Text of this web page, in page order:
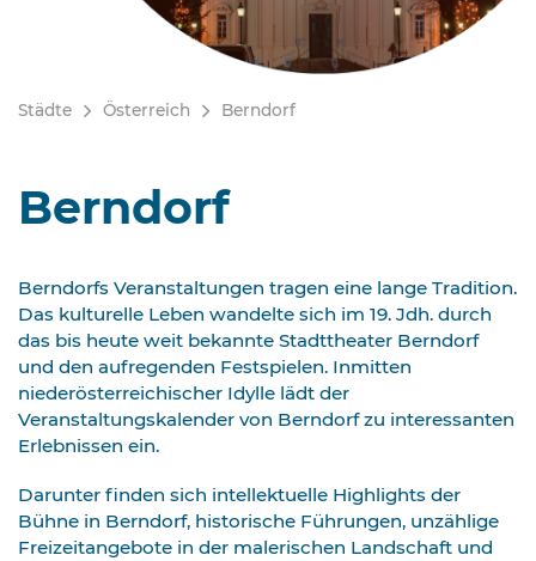
Städte Österreich Berndorf
Berndorf
Berndorfs Veranstaltungen tragen eine lange Tradition.
Das kulturelle Leben wandelte sich im 19. Jdh. durch
das bis heute weit bekannte Stadttheater Berndorf
und den aufregenden Festspielen. Inmitten
niederösterreichischer Idylle lädt der
Veranstaltungskalender von Berndorf zu interessanten
Erlebnissen ein.
Darunter finden sich intellektuelle Highlights der
Bühne in Berndorf, historische Führungen, unzählige
Freizeitangebote in der malerischen Landschaft und